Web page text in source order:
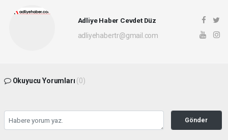
Adliye Haber Cevdet Düz
adliyehabertr@gmail.com
Okuyucu Yorumları (0)
Gönder